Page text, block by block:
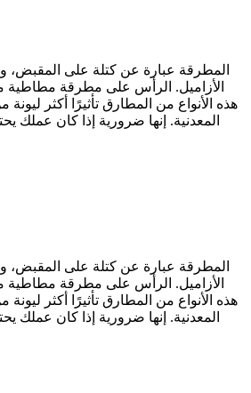
المطرقة عبارة عن كتلة على المقبض،
الأزاميل. الرأس على مطرقة
هذه الأنواع من المطارق تأثيرًا أكثر
المعدنية. إنها ضرورية إذا كان عملك
المطرقة عبارة عن كتلة على المقبض،
الأزاميل. الرأس على مطرقة
هذه الأنواع من المطارق تأثيرًا أكثر
المعدنية. إنها ضرورية إذا كان عملك